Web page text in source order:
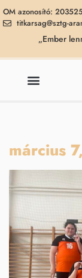
OM azonosító:
titkarsag@sztg-
„Ember
március